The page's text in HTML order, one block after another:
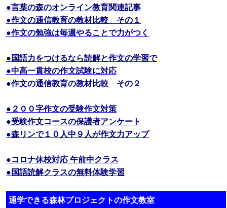
●言葉の森のオンライン教育関連記事
●作文の通信教育の教材比較 その１
●作文の勉強は毎週やることで力がつく
●国語力をつけるなら読解と作文の学習で
●中高一貫校の作文試験に対応
●作文の通信教育の教材比較 その２
●２００字作文の受験作文対策
●受験作文コースの保護者アンケート
●森リンで１０人中９人が作文力アップ
●コロナ休校対応 午前中クラス
●国語読解クラスの無料体験学習
通学できる森林プロジェクトの作文教室